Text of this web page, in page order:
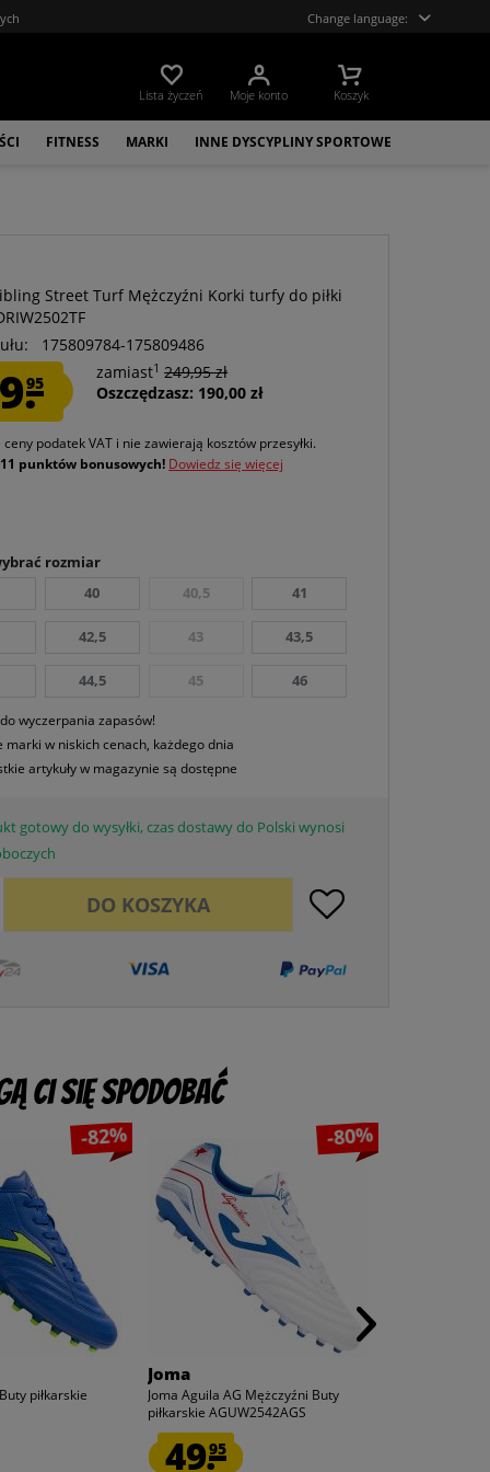
Change language:
Lista życzeń Moje konto Koszyk
FITNESS MARKI INNE DYSCYPLINY SPORTOWE
Street Turf Mężczyźni Korki turfy do piłki
175809784-175809486
95
zamiast1 249,95 zł
Oszczędzasz: 190,00 zł
ceny podatek VAT i nie zawierają kosztów przesyłki.
11 punktów bonusowych! Dowiedz się więcej
rozmiar
40 40,5 41
42,5 43 43,5
44,5 45 46
wyczerpania zapasów!
marki w niskich cenach, każdego dnia
artykuły w magazynie są dostępne
gotowy do wysyłki, czas dostawy do Polski wynosi
DO KOSZYKA
Ci się spodobać
-82%
piłkarskie
-80%
Joma
Joma Aguila AG Mężczyźni Buty
piłkarskie AGUW2542AGS
49.95